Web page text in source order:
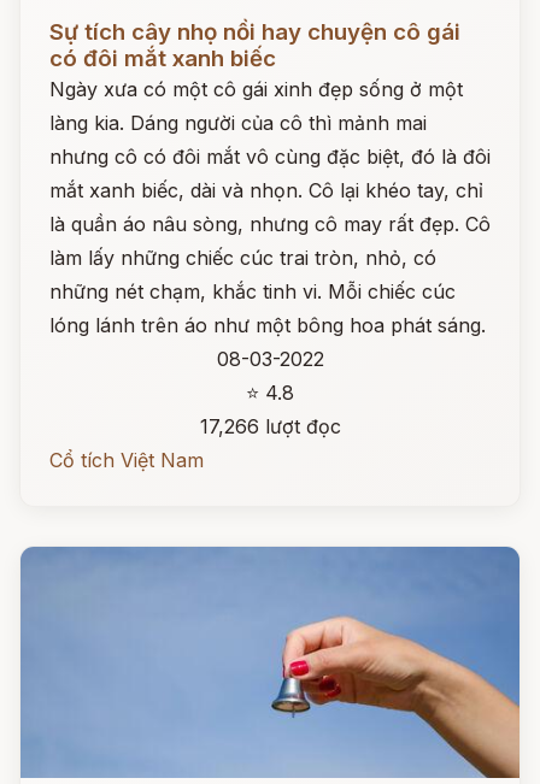
Sự tích cây nhọ nồi hay chuyện cô gái
có đôi mắt xanh biếc
Ngày xưa có một cô gái xinh đẹp sống ở một
làng kia. Dáng người của cô thì mảnh mai
nhưng cô có đôi mắt vô cùng đặc biệt, đó là đôi
mắt xanh biếc, dài và nhọn. Cô lại khéo tay, chỉ
là quần áo nâu sòng, nhưng cô may rất đẹp. Cô
làm lấy những chiếc cúc trai tròn, nhỏ, có
những nét chạm, khắc tinh vi. Mỗi chiếc cúc
lóng lánh trên áo như một bông hoa phát sáng.
08-03-2022
⭐ 4.8
17,266 lượt đọc
Cổ tích Việt Nam